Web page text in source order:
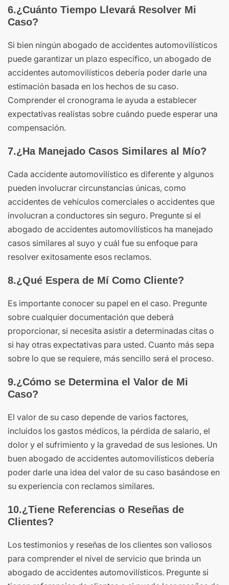
6.¿Cuánto Tiempo Llevará Resolver Mi
Caso?
Si bien ningún abogado de accidentes automovilísticos
puede garantizar un plazo específico, un abogado de
accidentes automovilísticos debería poder darle una
estimación basada en los hechos de su caso.
Comprender el cronograma le ayuda a establecer
expectativas realistas sobre cuándo puede esperar una
compensación.
7.¿Ha Manejado Casos Similares al Mío?
Cada accidente automovilístico es diferente y algunos
pueden involucrar circunstancias únicas, como
accidentes de vehículos comerciales o accidentes que
involucran a conductores sin seguro. Pregunte si el
abogado de accidentes automovilísticos ha manejado
casos similares al suyo y cuál fue su enfoque para
resolver exitosamente esos reclamos.
8.¿Qué Espera de Mí Como Cliente?
Es importante conocer su papel en el caso. Pregunte
sobre cualquier documentación que deberá
proporcionar, si necesita asistir a determinadas citas o
si hay otras expectativas para usted. Cuanto más sepa
sobre lo que se requiere, más sencillo será el proceso.
9.¿Cómo se Determina el Valor de Mi
Caso?
El valor de su caso depende de varios factores,
incluidos los gastos médicos, la pérdida de salario, el
dolor y el sufrimiento y la gravedad de sus lesiones. Un
buen abogado de accidentes automovilísticos debería
poder darle una idea del valor de su caso basándose en
su experiencia con reclamos similares.
10.¿Tiene Referencias o Reseñas de
Clientes?
Los testimonios y reseñas de los clientes son valiosos
para comprender el nivel de servicio que brinda un
abogado de accidentes automovilísticos. Pregunte si